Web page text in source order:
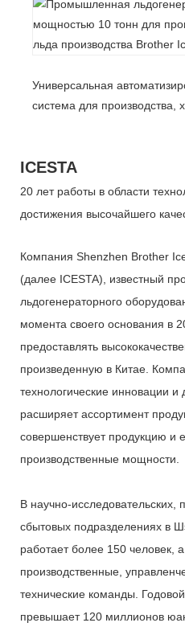
Универсальная
система для производства,
ICESTA
20 лет работы в области
достижения высочайшего
Компания Shenzhen Brother
(далее ICESTA), известный
льдогенераторного
момента своего основания в
предоставлять
произведенную в Китае.
технологические инновации
расширяет ассортимент
совершенствует продукцию и
производственные мощности.
В научно-исследовательских,
сбытовых подразделениях в
работает более 150 человек,
производственные,
технические команды.
превышает 120 миллионов